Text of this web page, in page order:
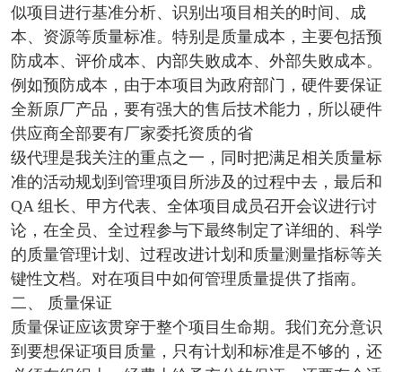
似项目进行基准分析、识别出项目相关的时间、成
本、资源等质量标准。特别是质量成本，主要包括预
防成本、评价成本、内部失败成本、外部失败成本。
例如预防成本，由于本项目为政府部门，硬件要保证
全新原厂产品，要有强大的售后技术能力，所以硬件
供应商全部要有厂家委托资质的省
级代理是我关注的重点之一，同时把满足相关质量标
准的活动规划到管理项目所涉及的过程中去，最后和
QA 组长、甲方代表、全体项目成员召开会议进行讨
论，在全员、全过程参与下最终制定了详细的、科学
的质量管理计划、过程改进计划和质量测量指标等关
键性文档。对在项目中如何管理质量提供了指南。
二、 质量保证
质量保证应该贯穿于整个项目生命期。我们充分意识
到要想保证项目质量，只有计划和标准是不够的，还